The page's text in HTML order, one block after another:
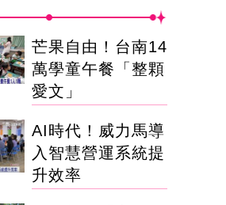
芒果自由！台南14
萬學童午餐「整顆
愛文」
AI時代！威力馬導
入智慧營運系統提
升效率